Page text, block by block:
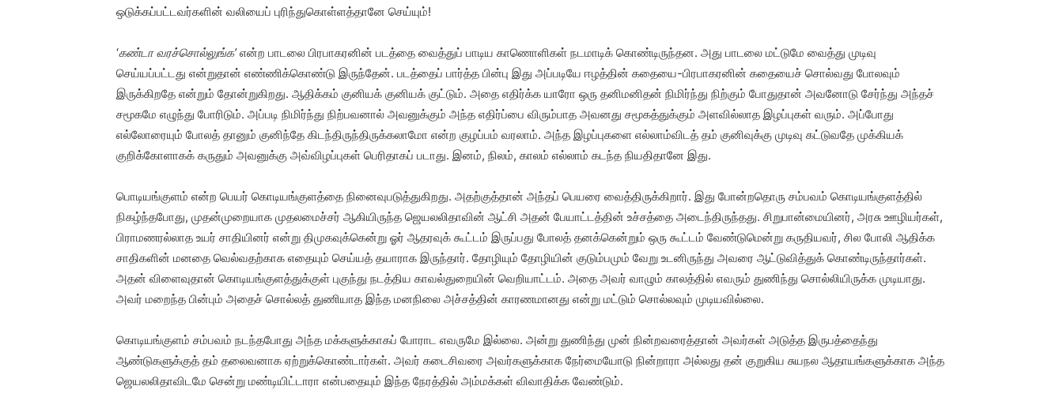
ஒடுக்கப்பட்டவர்களின் வலியைப் புரிந்துகொள்ளத்தானே செய்யும்!
‘கண்டா வரச்சொல்லுங்க’என்ற பாடலை பிரபாகரனின் படத்தை வைத்துப் பாடிய காணொளிகள் நடமாடிக் கொண்டிருந்தன. அது பாடலை மட்டுமே வைத்து முடிவு
செய்யப்பட்டது என்றுதான் எண்ணிக்கொண்டு இருந்தேன். படத்தைப் பார்த்த பின்பு இது அப்படியே ஈழத்தின் கதையை-பிரபாகரனின் கதையைச் சொல்வது போலவும்
இருக்கிறதே என்றும் தோன்றுகிறது. ஆதிக்கம் குனியக் குனியக் குட்டும். அதை எதிர்க்க யாரோ ஒரு தனிமனிதன் நிமிர்ந்து நிற்கும் போதுதான் அவனோடு சேர்ந்து அந்தச்
சமூகமே எழுந்து போரிடும். அப்படி நிமிர்ந்து நிற்பவனால் அவனுக்கும் அந்த எதிர்ப்பை விரும்பாத அவனது சமூகத்துக்கும் அளவில்லாத இழப்புகள் வரும். அப்போது
எல்லோரையும் போலத் தானும் குனிந்தே கிடந்திருந்திருக்கலாமோ என்ற குழப்பம் வரலாம். அந்த இழப்புகளை எல்லாம்விடத் தம் குனிவுக்கு முடிவு கட்டுவதே முக்கியக்
குறிக்கோளாகக் கருதும் அவனுக்கு அவ்விழப்புகள் பெரிதாகப் படாது. இனம், நிலம், காலம் எல்லாம் கடந்த நியதிதானே இது.
பொடியங்குளம் என்ற பெயர் கொடியங்குளத்தை நினைவுபடுத்துகிறது. அதற்குத்தான் அந்தப் பெயரை வைத்திருக்கிறார். இது போன்றதொரு சம்பவம் கொடியங்குளத்தில்
நிகழ்ந்தபோது, முதன்முறையாக முதலமைச்சர் ஆகியிருந்த ஜெயலலிதாவின் ஆட்சி அதன் பேயாட்டத்தின் உச்சத்தை அடைந்திருந்தது. சிறுபான்மையினர், அரசு ஊழியர்கள்,
பிராமணரல்லாத உயர் சாதியினர் என்று திமுகவுக்கென்று ஓர் ஆதரவுக் கூட்டம் இருப்பது போலத் தனக்கென்றும் ஒரு கூட்டம் வேண்டுமென்று கருதியவர், சில போலி ஆதிக்க
சாதிகளின் மனதை வெல்வதற்காக எதையும் செய்யத் தயாராக இருந்தார். தோழியும் தோழியின் குடும்பமும் வேறு உடனிருந்து அவரை ஆட்டுவித்துக் கொண்டிருந்தார்கள்.
அதன் விளைவுதான் கொடியங்குளத்துக்குள் புகுந்து நடத்திய காவல்துறையின் வெறியாட்டம். அதை அவர் வாழும் காலத்தில் எவரும் துணிந்து சொல்லியிருக்க முடியாது.
அவர் மறைந்த பின்பும் அதைச் சொல்லத் துணியாத இந்த மனநிலை அச்சத்தின் காரணமானது என்று மட்டும் சொல்லவும் முடியவில்லை.
கொடியங்குளம் சம்பவம் நடந்தபோது அந்த மக்களுக்காகப் போராட எவருமே இல்லை. அன்று துணிந்து முன் நின்றவரைத்தான் அவர்கள் அடுத்த இருபத்தைந்து
ஆண்டுகளுக்குத் தம் தலைவனாக ஏற்றுக்கொண்டார்கள். அவர் கடைசிவரை அவர்களுக்காக நேர்மையோடு நின்றாரா அல்லது தன் குறுகிய சுயநல ஆதாயங்களுக்காக அந்த
ஜெயலலிதாவிடமே சென்று மண்டியிட்டாரா என்பதையும் இந்த நேரத்தில் அம்மக்கள் விவாதிக்க வேண்டும்.